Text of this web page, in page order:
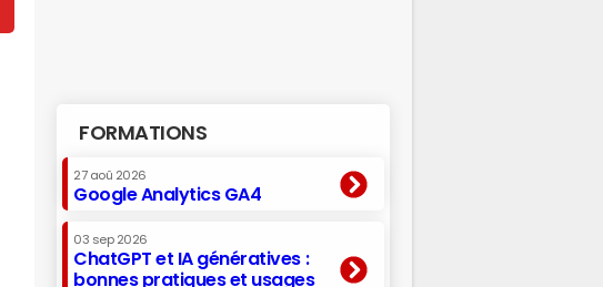
FORMATIONS
27 aoû 2026
Google Analytics GA4
03 sep 2026
ChatGPT et IA génératives :
bonnes pratiques et usages